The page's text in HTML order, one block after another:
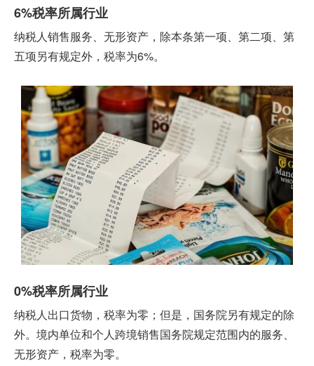
6%税率所属行业
纳税人销售服务、无形资产，除本条第一项、第二项、第
五项另有规定外，税率为6%。
0%税率所属行业
纳税人出口货物，税率为零；但是，国务院另有规定的除
外。境内单位和个人跨境销售国务院规定范围内的服务、
无形资产，税率为零。